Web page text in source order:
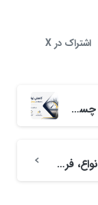
اشتراک در X
کاهش توقف خط تولید با استفاده از چسب تعمیراتی سریع گیر
خوردگی فلزات چیست؟ بررسی انواع، فرآیند شیمیایی و روش‌های نوین پیشگیری